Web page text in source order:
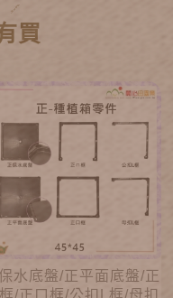
買
水底盤/正平面底盤/正
/正ㄇ框/公扣L框/母扣